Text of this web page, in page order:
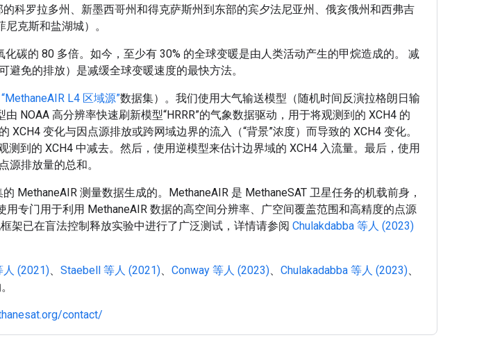
科罗拉多州、新墨西哥州和得克萨斯州到东部的宾夕法尼亚州、俄亥俄州和西弗吉
克斯和盐湖城）。
碳的 80 多倍。如今，至少有 30% 的全球变暖是由人类活动产生的甲烷造成的。 减
免的排放）是减缓全球变暖速度的最快方法。
“MethaneAIR L4 区域源”数据集）。我们使用大气输送模型（随机时间反演拉格朗日输
由 NOAA 高分辨率快速刷新模型“HRRR”的气象数据驱动，用于将观测到的 XCH4 的
变化与因点源排放或跨网域边界的流入（“背景”浓度）而导致的 XCH4 变化。
测到的 XCH4 中减去。然后，使用逆模型来估计边界域的 XCH4 入流量。最后，使用
源排放量的总和。
MethaneAIR 测量数据生成的。MethaneAIR 是 MethaneSAT 卫星任务的机载前身，
用专门用于利用 MethaneAIR 数据的高空间分辨率、广空间覆盖范围和高精度的点源
架已在盲法控制释放实验中进行了广泛测试，详情请参阅 Chulakdabba 等人 (2023)
人 (2021)、 Staebell 等人 (2021)、 Conway 等人 (2023)、 Chulakadabba 等人 (2023)、
contact/